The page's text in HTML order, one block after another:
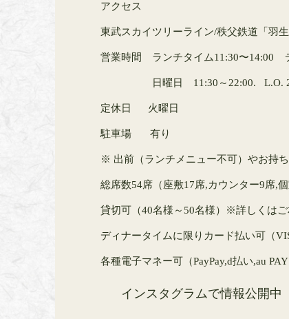
アクセス
東武スカイツリーライン/秩父鉄道「羽
営業時間 ランチタイム11:30〜14:00
日曜日 11:30～22:00. L.O.
定休日 火曜日
駐車場 有り
​※ 出前（ランチメニュー不可）やお持ち
総席数54席（座敷17席,カウンター9席,
貸切可（40名様～50名様）※詳しくはご
ディナータイムに限りカード払い可（
各種電子マネー可（PayPay,d払い,au PAY
インスタグラムで情報公開中